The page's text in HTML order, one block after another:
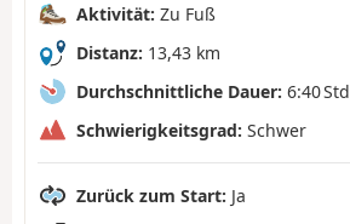
Aktivität: Zu Fuß
Distanz: 13,43 km
Durchschnittliche Dauer: 6:40
Schwierigkeitsgrad: Schwer
Zurück zum Start: Ja